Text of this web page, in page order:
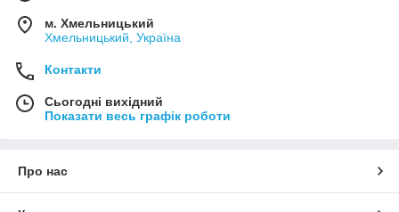
м. Хмельницький
Хмельницький, Україна
Контакти
Сьогодні вихідний
Показати весь графік роботи
Про нас